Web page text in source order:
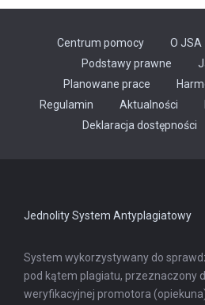
Centrum pomocy O JSA
Podstawy prawne
Planowane prace
Regulamin
Aktualności
Deklaracja dostępności
Jednolity System Antyplagiatowy
System wykorzystywany do
pod kątem plagiatu, przeznaczony
weryfikacyjnej promotora